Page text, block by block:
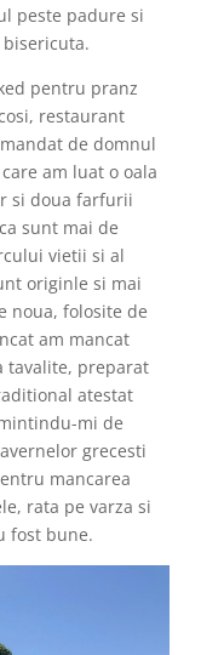
peste padure si
pentru pranz
restaurant
de domnul
am luat o oala
si doua farfurii
sunt mai de
vietii si al
originle si mai
noua, folosite de
am mancat
tavalite, preparat
atestat
mi de
grecesti
mancarea
rata pe varza si
fost bune.